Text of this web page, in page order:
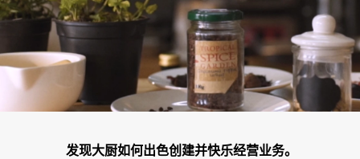
发现大厨如何出色创建并快乐经营业务。